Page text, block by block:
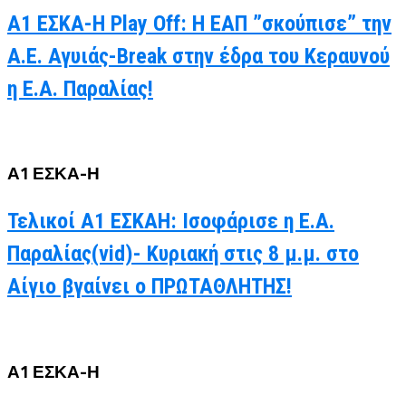
Α1 ΕΣΚΑ-Η Play Off: Η ΕΑΠ ”σκούπισε” την
Α.Ε. Αγυιάς-Break στην έδρα του Κεραυνού
η Ε.Α. Παραλίας!
Α1 ΕΣΚΑ-Η
Τελικοί Α1 ΕΣΚΑΗ: Ισοφάρισε η Ε.Α.
Παραλίας(vid)- Κυριακή στις 8 μ.μ. στο
Αίγιο βγαίνει ο ΠΡΩΤΑΘΛΗΤΗΣ!
Α1 ΕΣΚΑ-Η